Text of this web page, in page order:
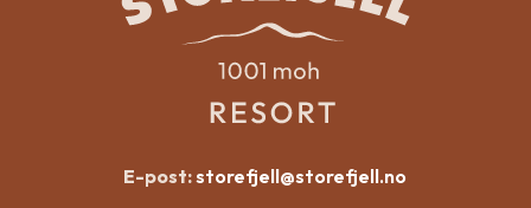
E-post:storefjell@storefjell.no